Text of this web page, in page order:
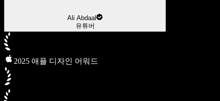
Ali Abdaal
유튜버
2025 애플 디자인 어워드